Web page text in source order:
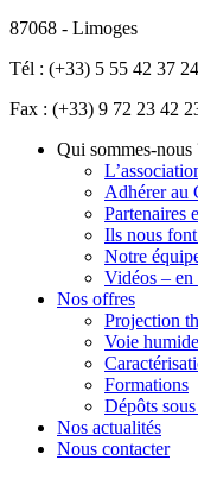
87068 - Limoges
Tél : (+33) 5 55 42 37 24
Fax : (+33) 9 72 23 42
Qui sommes-nous
Adhérer au
Partenaires
Ils nous
Notre
Vidéos –
Nos offres
Projection
Voie humide
Formations
Dépôts
Nos actualités
Nous contacter